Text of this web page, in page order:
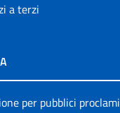
a terzi
per pubblici proclami